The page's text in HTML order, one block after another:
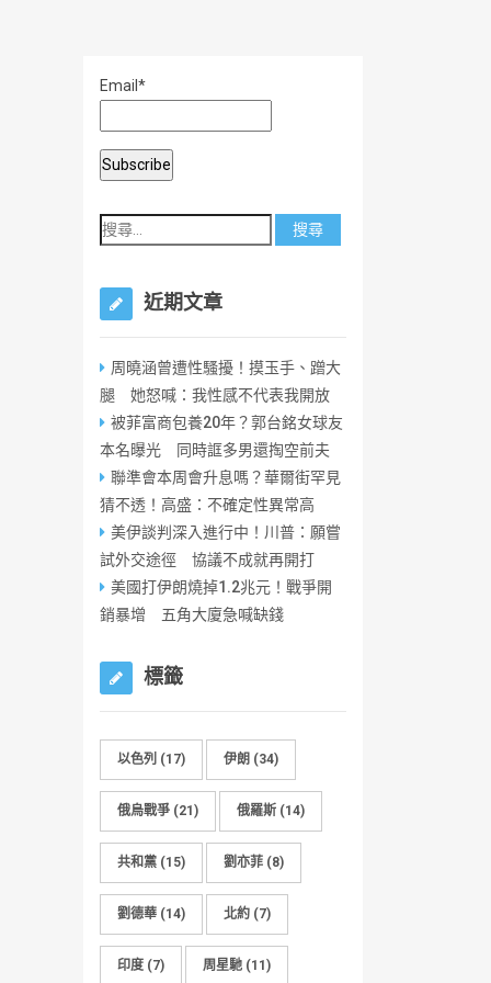
Email*
近期文章
周曉涵曾遭性騷擾！摸玉手、蹭大
腿 她怒喊：我性感不代表我開放
被菲富商包養20年？郭台銘女球友
本名曝光 同時誆多男還掏空前夫
聯準會本周會升息嗎？華爾街罕見
猜不透！高盛：不確定性異常高
美伊談判深入進行中！川普：願嘗
試外交途徑 協議不成就再開打
美國打伊朗燒掉1.2兆元！戰爭開
銷暴增 五角大廈急喊缺錢
標籤
以色列 (17) 伊朗 (34)
俄烏戰爭 (21) 俄羅斯 (14)
共和黨 (15) 劉亦菲 (8)
劉德華 (14) 北約 (7)
印度 (7) 周星馳 (11)